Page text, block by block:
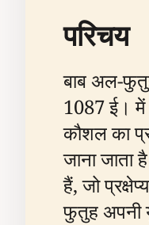
परिचय
बाब अल-
1087 ई। में
कौशल का
जाना जाता
हैं, जो
फुतुह अपनी